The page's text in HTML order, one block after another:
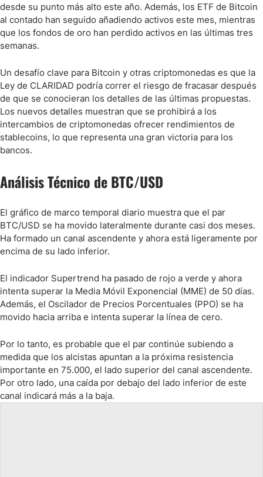
desde su punto más alto este año. Además, los ETF de Bitcoin
al contado han seguido añadiendo activos este mes, mientras
que los fondos de oro han perdido activos en las últimas tres
semanas.
Un desafío clave para Bitcoin y otras criptomonedas es que la
Ley de CLARIDAD podría correr el riesgo de fracasar después
de que se conocieran los detalles de las últimas propuestas.
Los nuevos detalles muestran que se prohibirá a los
intercambios de criptomonedas ofrecer rendimientos de
stablecoins, lo que representa una gran victoria para los
bancos.
Análisis Técnico de BTC/USD
El gráfico de marco temporal diario muestra que el par
BTC/USD se ha movido lateralmente durante casi dos meses.
Ha formado un canal ascendente y ahora está ligeramente por
encima de su lado inferior.
El indicador Supertrend ha pasado de rojo a verde y ahora
intenta superar la Media Móvil Exponencial (MME) de 50 días.
Además, el Oscilador de Precios Porcentuales (PPO) se ha
movido hacia arriba e intenta superar la línea de cero.
Por lo tanto, es probable que el par continúe subiendo a
medida que los alcistas apuntan a la próxima resistencia
importante en 75.000, el lado superior del canal ascendente.
Por otro lado, una caída por debajo del lado inferior de este
canal indicará más a la baja.